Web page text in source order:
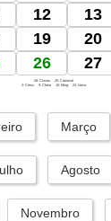
12 13
19 20
26 27
26: Cinzas
25: Carnaval
2: Cresc.
9: Cheia 15: Ming. 23: Nova
Março
Agosto
Novembro